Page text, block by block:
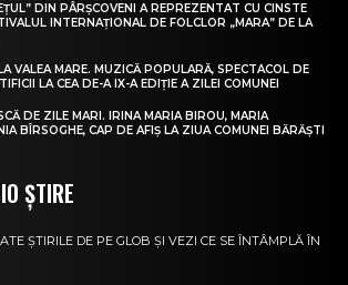
DIN PÂRȘCOVENI A REPREZENTAT CU CINSTE
INTERNAȚIONAL DE FOLCLOR „MARA” DE LA
VALEA MARE. MUZICĂ POPULARĂ, SPECTACOL DE
LA CEA DE-A IX-A EDIȚIE A ZILEI COMUNEI
DE ZILE MARI. IRINA MARIA BIROU, MARIA
BÎRSOGHE, CAP DE AFIȘ LA ZIUA COMUNEI BĂRĂȘTI
ȘTIRE
ȘTIRILE DE PE GLOB ȘI VEZI CE SE ÎNTÂMPLĂ ÎN